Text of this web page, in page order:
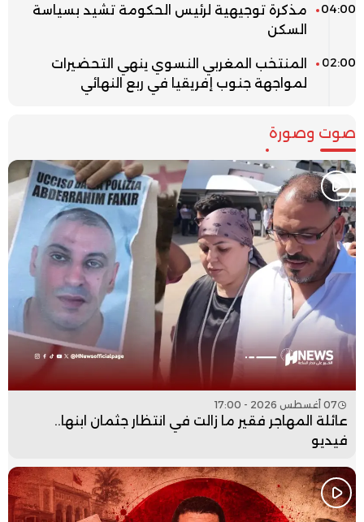
04:00
مذكرة توجيهية لرئيس الحكومة تشيد بسياسة
السكن
02:00
المنتخب المغربي النسوي ينهي التحضيرات
لمواجهة جنوب إفريقيا في ربع النهائي
صوت وصورة
07 أغسطس 2026 - 17:00
عائلة المهاجر فقير ما زالت في انتظار جثمان ابنها..
فيديو